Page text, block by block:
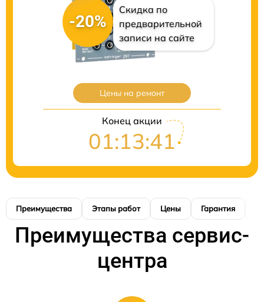
-20%
Скидка по
предварительной
записи на сайте
Цены на ремонт
Конец акции
01:13:40
Преимущества Этапы работ Цены Гарантия
Преимущества сервис-
центра